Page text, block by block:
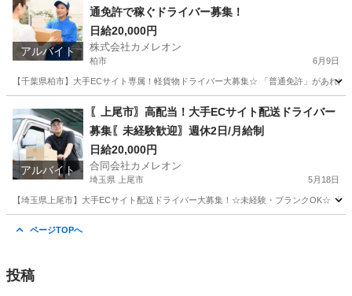
アルバイト
通免許で稼ぐドライバー募集！
日給20,000円
株式会社カメレオン
柏市 6月9日
【千葉県柏市】大手ECサイト専属！軽貨物ドライバー大募集☆ 「普通免許」があれ
ドライバー 積み込み
アルバイト
〖上尾市〗高配当！大手ECサイト配送ドライバー
募集〖未経験歓迎〗週休2日/月給制
日給20,000円
合同会社カメレオン
埼玉県 上尾市 5月18日
【埼玉県上尾市】大手ECサイト配送ドライバー大募集！☆未経験・ブランクOK☆ 「
ページTOPへ
投稿